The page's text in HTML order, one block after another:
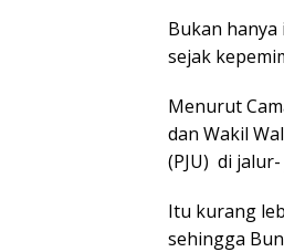
Bukan
sejak
Menurut
dan Wakil
(PJU) di
Itu kurang
sehingga